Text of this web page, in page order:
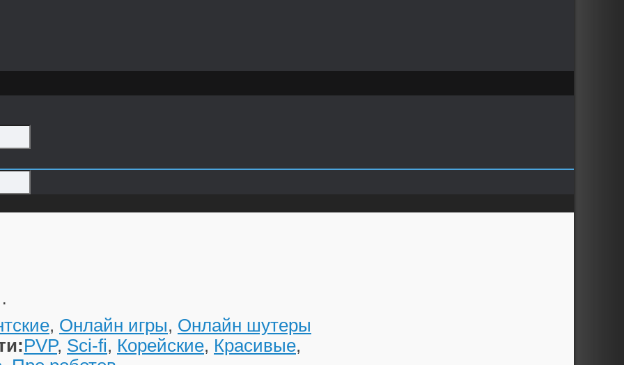
, Онлайн игры, Онлайн шутеры
PVP, Sci-fi, Корейские, Красивые,